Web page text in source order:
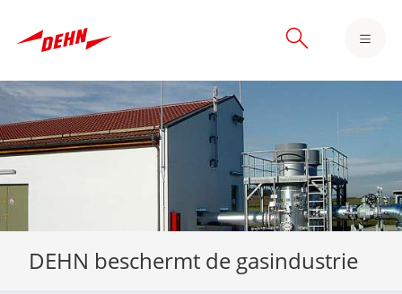
Skip
main
content
DEHN beschermt de gasindustrie